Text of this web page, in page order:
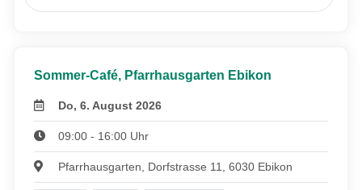
Sommer-Café, Pfarrhausgarten Ebikon
Do, 6. August 2026
09:00 - 16:00 Uhr
Pfarrhausgarten, Dorfstrasse 11, 6030 Ebikon